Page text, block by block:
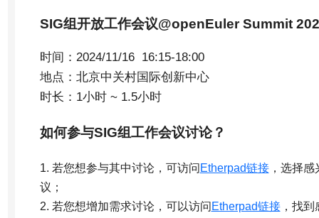
SIG组开放工作会议@openEuler Summit
时间：2024/11/16 16:15-18:00
地点：北京中关村国际创新中心
时长：1小时 ~ 1.5小时
如何参与SIG组工作会议讨论？
1. 若您想参与其中讨论，可访问 Etherpad链接，选择感
议；
2. 若您想增加需求讨论，可以访问 Etherpad链接，找到